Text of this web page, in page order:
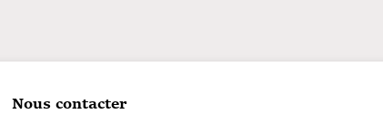
Nous contacter